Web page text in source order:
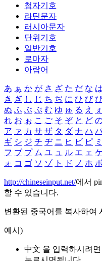
첨자기호
라틴문자
러시아문자
단위기호
일반기호
로마자
아랍어
あ ぁ か が さ ざ た だ な は
き ぎ し じ ち ぢ に ひ び
ぬ ふ ぶ ぷ む ゆ ゅ る え ぇ
れ お ぉ こ ご そ ぞ と ど
ア ァ カ サ ザ タ ダ ナ ハ
ギ シ ジ チ ヂ ニ ヒ ビ ピ ミ
フ ブ プ ム ユ ュ ル エ ェ ケ
ォ コ ゴ ソ ゾ ト ド ノ ホ ボ
http://chineseinput.net/에서
할 수 있습니다.
변환된 중국어를 복사하여
예시)
中文 을 입력하시려면